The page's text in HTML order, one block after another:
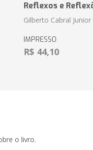
Reflexos e
Gilberto Cabral Junior
IMPRESSO
R$ 44,10
o livro.